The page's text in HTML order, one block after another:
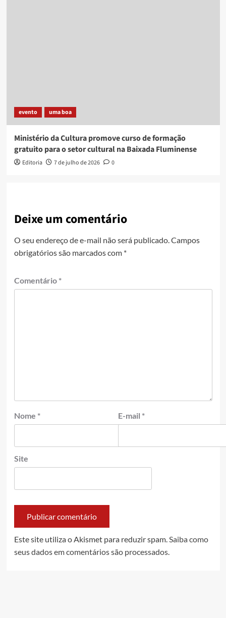
evento uma boa
Ministério da Cultura promove curso de formação
gratuito para o setor cultural na Baixada Fluminense
Editoria 7 de julho de 2026 0
Deixe um comentário
O seu endereço de e-mail não será publicado.Campos
obrigatórios são marcados com *
Comentário *
Nome * E-mail *
Site
Este site utiliza o Akismet para reduzir spam.Saiba como
seus dados em comentários são processados.